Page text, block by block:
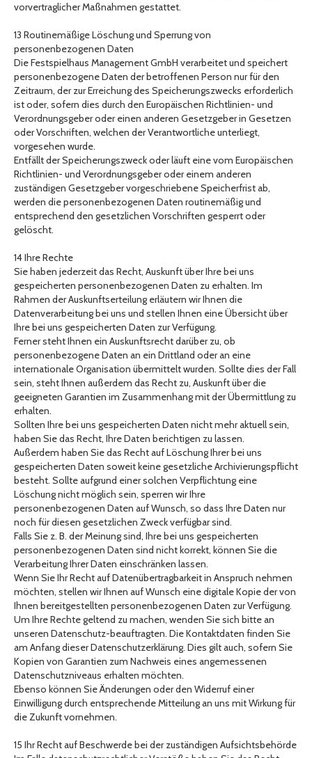
vorvertraglicher Maßnahmen gestattet.
13 Routinemäßige Löschung und Sperrung von
personenbezogenen Daten
Die Festspielhaus Management GmbH verarbeitet und speichert
personenbezogene Daten der betroffenen Person nur für den
Zeitraum, der zur Erreichung des Speicherungszwecks erforderlich
ist oder, sofern dies durch den Europäischen Richtlinien- und
Verordnungsgeber oder einen anderen Gesetzgeber in Gesetzen
oder Vorschriften, welchen der Verantwortliche unterliegt,
vorgesehen wurde.
Entfällt der Speicherungszweck oder läuft eine vom Europäischen
Richtlinien- und Verordnungsgeber oder einem anderen
zuständigen Gesetzgeber vorgeschriebene Speicherfrist ab,
werden die personenbezogenen Daten routinemäßig und
entsprechend den gesetzlichen Vorschriften gesperrt oder
gelöscht.
14 Ihre Rechte
Sie haben jederzeit das Recht, Auskunft über Ihre bei uns
gespeicherten personenbezogenen Daten zu erhalten. Im
Rahmen der Auskunftserteilung erläutern wir Ihnen die
Datenverarbeitung bei uns und stellen Ihnen eine Übersicht über
Ihre bei uns gespeicherten Daten zur Verfügung.
Ferner steht Ihnen ein Auskunftsrecht darüber zu, ob
personenbezogene Daten an ein Drittland oder an eine
internationale Organisation übermittelt wurden. Sollte dies der Fall
sein, steht Ihnen außerdem das Recht zu, Auskunft über die
geeigneten Garantien im Zusammenhang mit der Übermittlung zu
erhalten.
Sollten Ihre bei uns gespeicherten Daten nicht mehr aktuell sein,
haben Sie das Recht, Ihre Daten berichtigen zu lassen.
Außerdem haben Sie das Recht auf Löschung Ihrer bei uns
gespeicherten Daten soweit keine gesetzliche Archivierungspflicht
besteht. Sollte aufgrund einer solchen Verpflichtung eine
Löschung nicht möglich sein, sperren wir Ihre
personenbezogenen Daten auf Wunsch, so dass Ihre Daten nur
noch für diesen gesetzlichen Zweck verfügbar sind.
Falls Sie z. B. der Meinung sind, Ihre bei uns gespeicherten
personenbezogenen Daten sind nicht korrekt, können Sie die
Verarbeitung Ihrer Daten einschränken lassen.
Wenn Sie Ihr Recht auf Datenübertragbarkeit in Anspruch nehmen
möchten, stellen wir Ihnen auf Wunsch eine digitale Kopie der von
Ihnen bereitgestellten personenbezogenen Daten zur Verfügung.
Um Ihre Rechte geltend zu machen, wenden Sie sich bitte an
unseren Datenschutz-beauftragten. Die Kontaktdaten finden Sie
am Anfang dieser Datenschutzerklärung. Dies gilt auch, sofern Sie
Kopien von Garantien zum Nachweis eines angemessenen
Datenschutzniveaus erhalten möchten.
Ebenso können Sie Änderungen oder den Widerruf einer
Einwilligung durch entsprechende Mitteilung an uns mit Wirkung für
die Zukunft vornehmen.
15 Ihr Recht auf Beschwerde bei der zuständigen Aufsichtsbehörde